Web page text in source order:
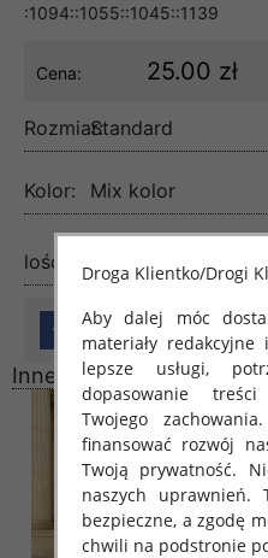
:1094::1055::1045::1139
Cena: 25.00 zł
Rozmiar:Standard
Kolor: Mix kolor
lość:
Inne produkty
Droga Klientko/Drogi
Aby dalej móc
materiały
lepsze usługi,
dopasowanie
Twojego
finansować rozwój
Twoją prywatność.
naszych
bezpieczne, a zgodę
chwili na podstronie